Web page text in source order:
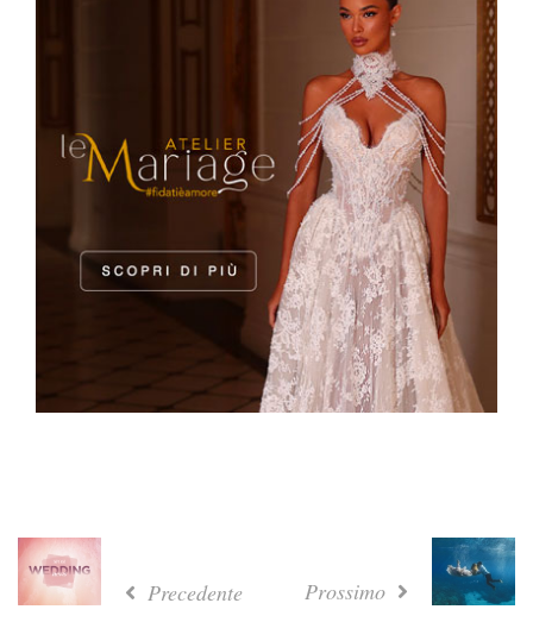
Precedente Prossimo